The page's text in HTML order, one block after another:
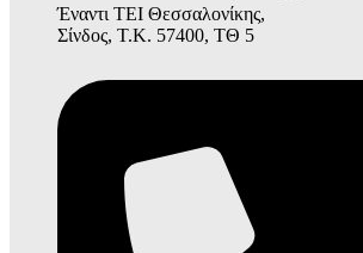
Έναντι ΤΕΙ Θεσσαλονίκης,
Σίνδος, Τ.Κ. 57400, ΤΘ 5